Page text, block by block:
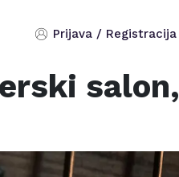
Prijava / Registracija
salon,